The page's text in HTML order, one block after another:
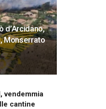
d’Arcidano,
Monserrato
vendemmia
cantine